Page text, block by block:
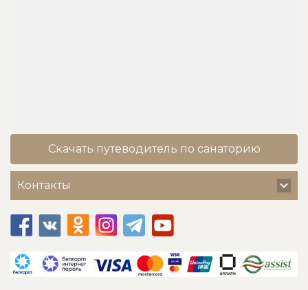
Скачать путеводитель по санаторию
Контакты